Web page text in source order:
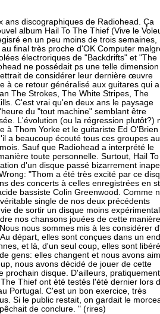
ans discographiques de Radiohead. Ça
album Hail To The Thief (Vive le
en un peu moins de trois semaines,
final très proche d'OK Computer
électroriques de "Backdrifts" et "The
ne possédait ps une telle dimension
de considérer leur dernière œuvre
à ce retour généralisé aux guitares qui a
The Strokes, The White Stripes, The
C'est vrai qu'en deux ans le paysage
du "tout machine" semblant être
L'évolution (ou la régression plutôt?)
à Thom Yorke et le guitariste Ed O'Brien
a beaucoup écouté tous ces groupes au
Sauf que Radiohead a interprété le
toute personnelle. Surtout, Hail
d'un disque passé bizarrement
"Thom a été très excité par ce
des concerts à celles enregistrées en
bassiste Colin Greenwood. Comme
single de nos deux précédents
de sortir un disque moins
nos chansons jouées de cette
nous sommes mis à les considérer
départ, elles sont conçues dans un
et là, d'un seul coup, elles sont
gens: elles changent et nous avons
nous avons décidé de jouer de cette
prochain disque. D'ailleurs,
The Thief ont été testés l'été dernier lors
Portugal. C'est un bon exercice, très
Si le public restait, on gardait le
de conclure. " (rires)